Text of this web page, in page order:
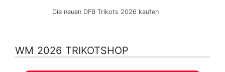
Die neuen DFB Trikots 2026 kaufen
WM 2026 TRIKOTSHOP